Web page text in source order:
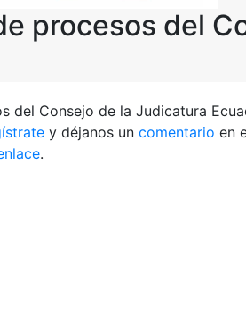
procesos del
del Consejo de la Judicatura
y déjanos un comentario en
.